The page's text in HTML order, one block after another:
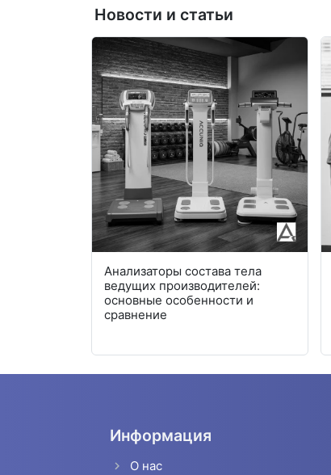
Новости и статьи
Анализаторы состава тела
ведущих производителей:
основные особенности и
сравнение
Информация
О нас